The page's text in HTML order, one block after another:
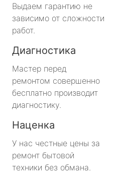
Выдаем гарантию не
зависимо от сложности
работ.
Диагностика
Мастер перед
ремонтом совершенно
бесплатно производит
диагностику.
Наценка
У нас честные цены за
ремонт бытовой
техники без обмана.